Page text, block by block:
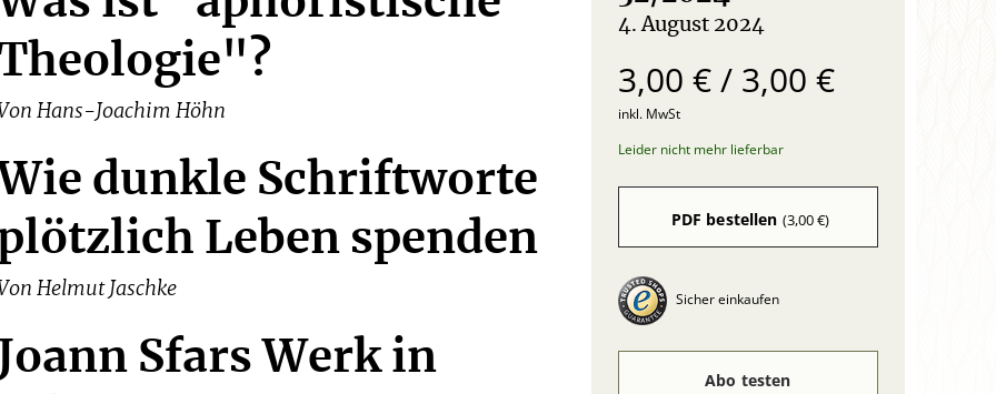
Von Hans-Joachim Höhn
Wie dunkle Schriftworte
Leben spenden
Von Helmut Jaschke
Joann Sfars Werk in
:
4. August 2024
3,00 € / 3,00 €
inkl. MwSt
Leider nicht mehr lieferbar
PDF bestellen (3,00 €)
Sicher einkaufen
Abo testen